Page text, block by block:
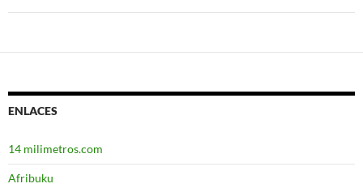
ENLACES
14 milimetros.com
Afribuku